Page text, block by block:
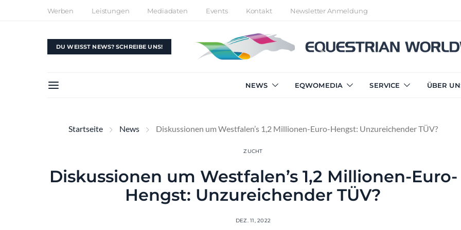
Werben Leistungen Mediadaten Events Kontakt Newsletter Anmeldung
DU WEISST NEWS? SCHREIBE UNS!
NEWS EQWOMEDIA SERVICE ÜBER
Startseite News Diskussionen um Westfalen’s 1,2 Millionen-Euro-Hengst: Unzureichender TÜV?
ZUCHT
Diskussionen um Westfalen’s 1,2 Millionen-Euro-
Hengst: Unzureichender TÜV?
DEZ. 11, 2022